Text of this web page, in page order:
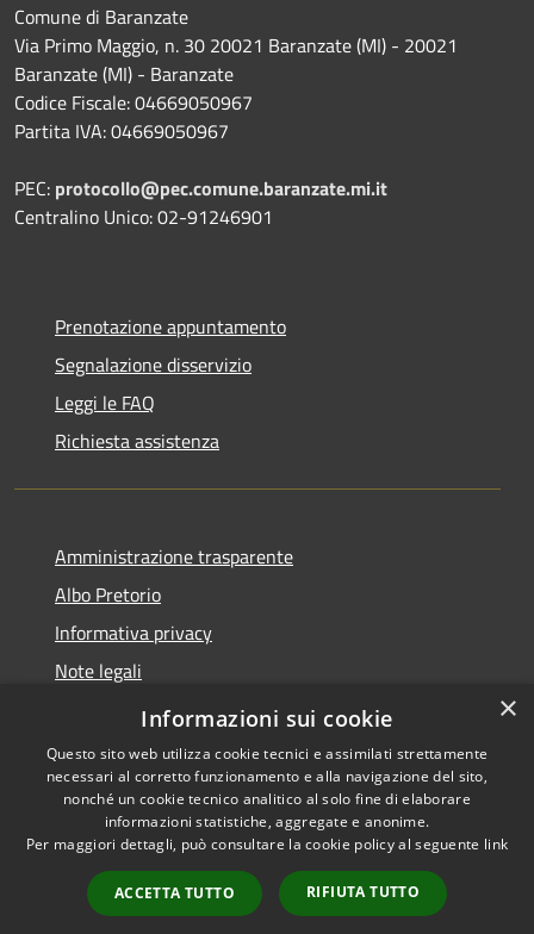
Comune di Baranzate
Via Primo Maggio, n. 30 20021 Baranzate (MI) - 20021
Baranzate (MI) - Baranzate
Codice Fiscale: 04669050967
Partita IVA: 04669050967
PEC: protocollo@pec.comune.baranzate.mi.it
Centralino Unico: 02-91246901
Prenotazione appuntamento
Segnalazione disservizio
Leggi le FAQ
Richiesta assistenza
Amministrazione trasparente
Albo Pretorio
Informativa privacy
Note legali
Dichiarazione di accessibilità
Accessibilità
Copyright © 2026 • Comune di
Baranzate • Powered by
Municipium•
Accesso
redazione
×
Informazioni sui cookie
Questo sito web utilizza cookie tecnici e assimilati strettamente
necessari al corretto funzionamento e alla navigazione del sito,
nonché un cookie tecnico analitico al solo fine di elaborare
informazioni statistiche, aggregate e anonime.
Per maggiori dettagli, può consultare la cookie policy al seguente link
ACCETTA TUTTO RIFIUTA TUTTO